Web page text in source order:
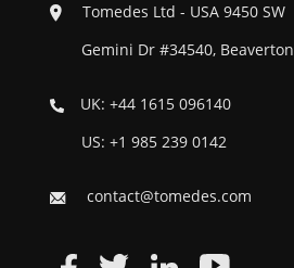
Tomedes Ltd - USA 9450 SW
Gemini Dr #34540, Beaverton
UK: +44 1615 096140
US: +1 985 239 0142
contact@tomedes.com